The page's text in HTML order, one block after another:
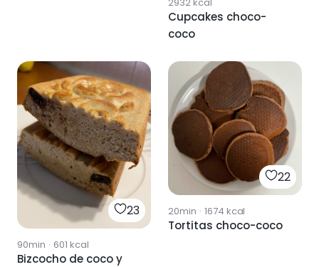
Cupcakes choco-
coco
23
90min · 601 kcal
Bizcocho de coco y
22
20min · 1674 kcal
Tortitas choco-coco